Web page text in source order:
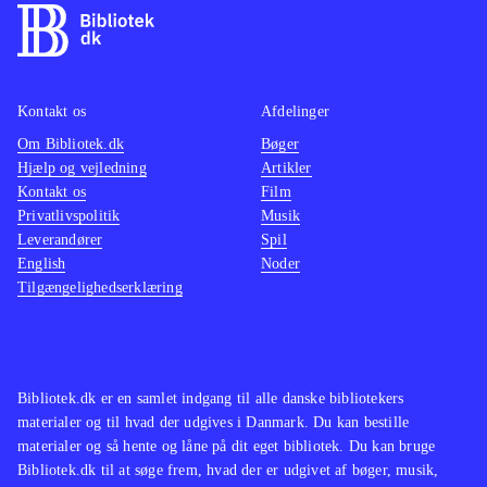
lækre grafik er spillet en direkte
filmisk oplevelse
leder tankerne hen på The Elder
Scrolls-serien og GTA-serien. Serien
findes også på en lang række
biblioteker
Assassin's Creed-serien er
monumental, og dette spil viser
hvorfor. Her har man historie, action,
den heldige låner en herlig
spiloplevelse .
Bibliotek.dk er en samlet indgang til alle danske bibliotekers
materialer og til hvad der udgives i Danmark. Du kan bestille
materialer og så hente og låne på dit eget bibliotek. Du kan bruge
Bibliotek.dk til at søge frem, hvad der er udgivet af bøger, musik,
Kontakt os
Om Bibliotek.dk
Hjælp og vejledning
Kontakt os
Privatlivspolitik
Leverandører
English
Tilgængelighedserklæring
Afdelinger
Bøger
Artikler
Film
Musik
Spil
Noder